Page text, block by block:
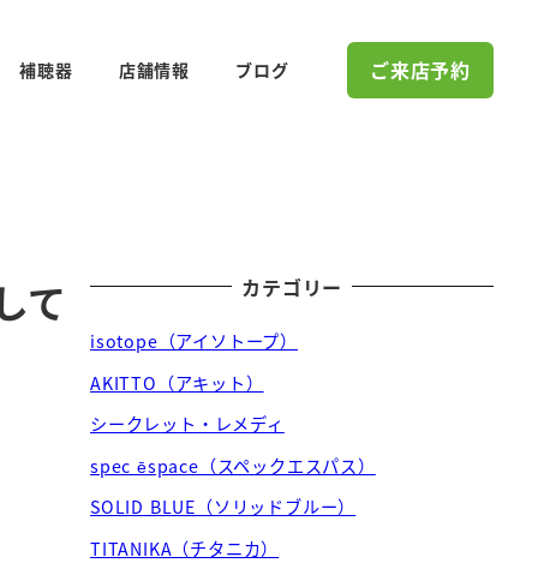
補聴器 店舗情報 ブログ ご来店予約
て カテゴリー
isotope（アイソトープ）
AKITTO（アキット）
シークレット・レメディ
spec ēspace（スペックエスパス）
SOLID BLUE（ソリッドブルー）
TITANIKA（チタニカ）